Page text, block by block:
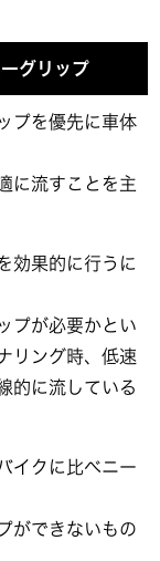
グリップ
プを優先に車体
に流すことを主
効果的に行うに
プが必要かとい
リング時、低速
的に流している
イクに比べニー
ができないもの